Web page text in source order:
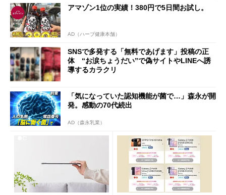
アマゾン1位の実績！380円で5日間お試し。
AD（ハーブ健康本舗）
SNSで多発する「無料であげます」投稿の正
体 “お涙ちょうだい”で偽サイトやLINEへ誘
導するカラクリ
「気になっていた認知機能が菌で…」森永が開
発。感動の70代続出
AD（森永乳業）